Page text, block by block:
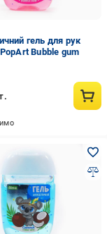
гель для рук
Bubble gum